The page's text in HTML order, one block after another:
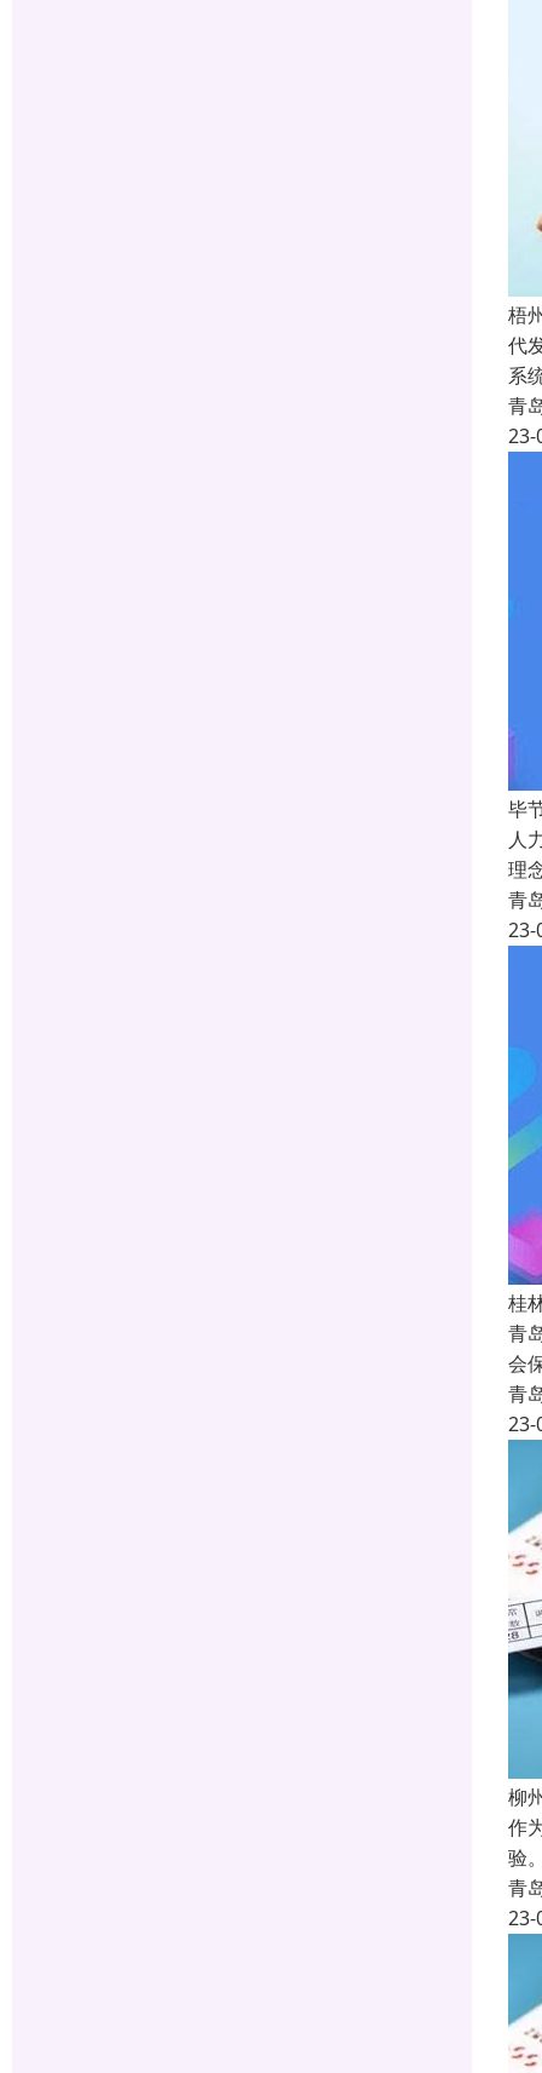
梧
代
系
青
23-
毕
人
理
青
23-
桂
青
会
青
23-
柳
作
验
青
23-